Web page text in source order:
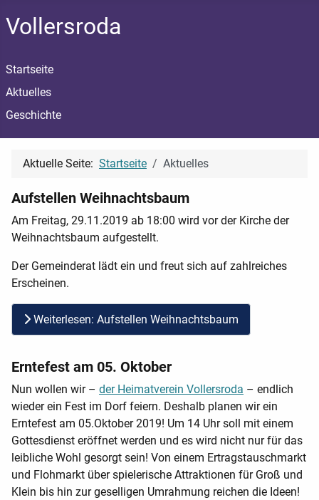
Vollersroda
Startseite
Aktuelles
Geschichte
Aktuelle Seite: Startseite Aktuelles
Aufstellen Weihnachtsbaum
Am Freitag, 29.11.2019 ab 18:00 wird vor der Kirche der
Weihnachtsbaum aufgestellt.
Der Gemeinderat lädt ein und freut sich auf zahlreiches
Erscheinen.
Weiterlesen: Aufstellen Weihnachtsbaum
Erntefest am 05. Oktober
Nun wollen wir – der Heimatverein Vollersroda – endlich
wieder ein Fest im Dorf feiern. Deshalb planen wir ein
Erntefest am 05.Oktober 2019! Um 14 Uhr soll mit einem
Gottesdienst eröffnet werden und es wird nicht nur für das
leibliche Wohl gesorgt sein! Von einem Ertragstauschmarkt
und Flohmarkt über spielerische Attraktionen für Groß und
Klein bis hin zur geselligen Umrahmung reichen die Ideen!